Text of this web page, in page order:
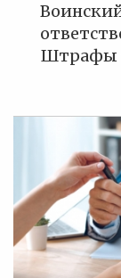
Штрафы